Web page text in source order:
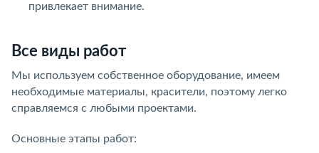
привлекает внимание.
Все виды работ
Мы используем собственное оборудование, имеем
необходимые материалы, красители, поэтому легко
справляемся с любыми проектами.
Основные этапы работ: